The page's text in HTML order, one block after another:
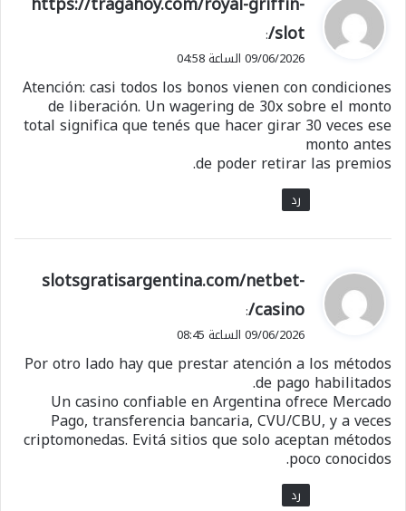
ق
و
ل
slot/
:
09/06/2026 الساعة 04:58
Atención: casi todos los bonos vienen con condiciones
de liberación. Un wagering de 30x sobre el monto
total significa que tenés que hacer girar 30 veces ese
monto antes
de poder retirar las premios.
رد
ي
و
ل
slotsgratisargentina.com/netbet-
casino/
:
09/06/2026 الساعة 08:45
Por otro lado hay que prestar atención a los métodos
de pago habilitados.
Un casino confiable en Argentina ofrece Mercado
Pago, transferencia bancaria, CVU/CBU, y a veces
criptomonedas. Evitá sitios que solo aceptan métodos
poco conocidos.
رد